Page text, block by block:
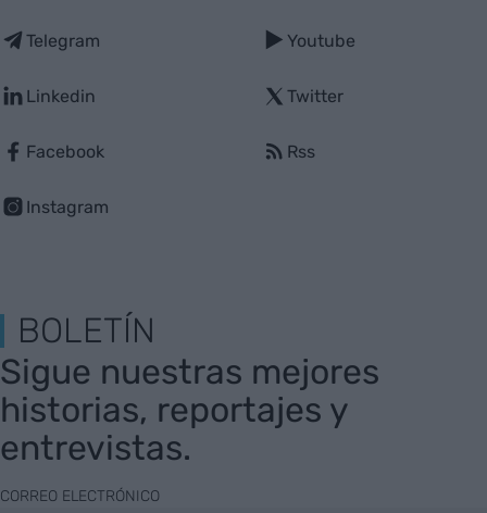
Telegram
Linkedin
Facebook
Instagram
Youtube
Twitter
Rss
BOLETÍN
Sigue nuestras mejores
historias, reportajes y
entrevistas.
CORREO ELECTRÓNICO